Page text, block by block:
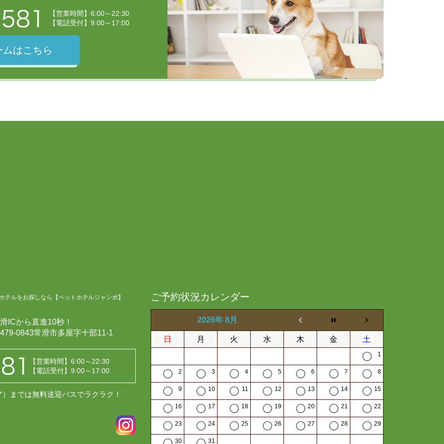
【営業時間】6:00～22:30
【電話受付】9:00～17:00
はこちら
ルをお探しなら【ペットホテルジャンボ】
ICから直進10秒！
0843常滑市多屋字十部11-1
【営業時間】6:00～22:30
【電話受付】9:00～17:00
までは無料送迎バスでラクラク！
ご予約状況カレンダー
2026年 8月
日 月 火 水 木 金 土
1
2 3 4 5 6 7 8
9 10 11 12 13 14 15
16 17 18 19 20 21 22
23 24 25 26 27 28 29
30 31